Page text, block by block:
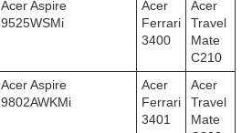
Acer Aspire
9525WSMi
Acer
Ferrari
3400
Acer
Travel
Mate
C210
Acer Aspire
9802AWKMi
Acer
Ferrari
3401
Acer
Travel
Mate